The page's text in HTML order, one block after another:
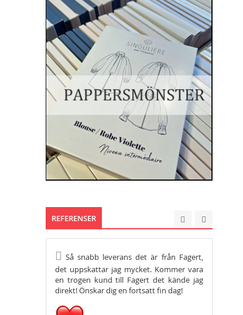
REFERENSER
Så snabb leverans det är från Fagert,
det uppskattar jag mycket. Kommer vara
en trogen kund till Fagert det kände jag
direkt! Önskar dig en fortsatt fin dag!
tacka så
önska er